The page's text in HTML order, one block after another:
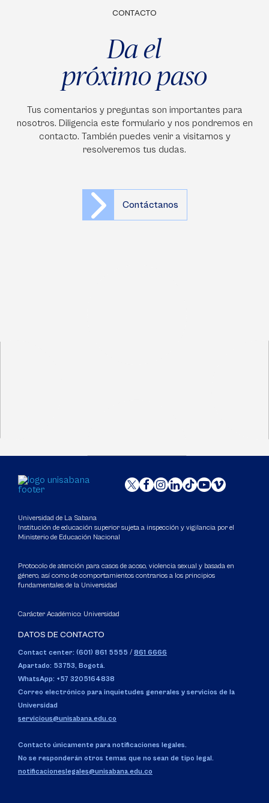
CONTACTO
Da el
próximo paso
Tus comentarios y preguntas son importantes para
nosotros. Diligencia este formulario y nos pondremos en
contacto. También puedes venir a visitarnos y
resolveremos tus dudas.
Contáctanos
Universidad de La Sabana
Institución de educación superior sujeta a inspección y vigilancia por el
Ministerio de Educación Nacional
Protocolo de atención para casos de acoso, violencia sexual y basada en
género, así como de comportamientos contrarios a los principios
fundamentales de la Universidad
Carácter Académico: Universidad
DATOS DE CONTACTO
Contact center: (601) 861 5555 / 861 6666
Apartado: 53753, Bogotá.
WhatsApp: +57 3205164838
Correo electrónico para inquietudes generales y servicios de la
Universidad
servicious@unisabana.edu.co
Contacto únicamente para notificaciones legales.
No se responderán otros temas que no sean de tipo legal.
notificacioneslegales@unisabana.edu.co